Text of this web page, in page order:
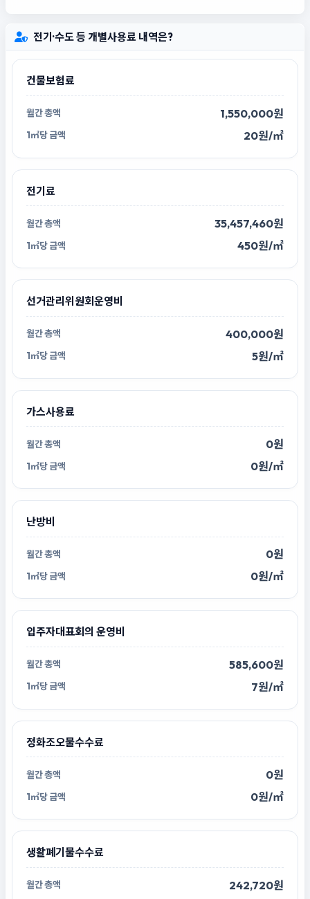
전기·수도 등 개별사용료 내역은?
건물보험료
1,550,000원
20원/㎡
전기료
35,457,460원
450원/㎡
선거관리위원회운영비
400,000원
5원/㎡
가스사용료
0원
0원/㎡
난방비
0원
0원/㎡
입주자대표회의 운영비
585,600원
7원/㎡
정화조오물수수료
0원
0원/㎡
생활폐기물수수료
242,720원